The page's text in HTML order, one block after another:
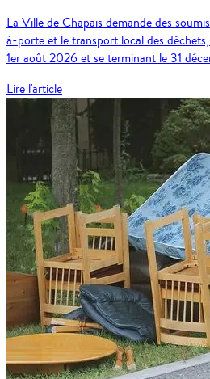
La Ville de Chapais demande des
à-porte et le transport local des
1er août 2026 et se terminant le 31
Lire l'article